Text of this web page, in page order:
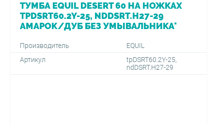
ТУМБА EQUIL DESERT 60 НА НОЖКАХ
TPDSRT60.2Y-25, NDDSRT.H27-29
АМАРОК/ДУБ БЕЗ УМЫВАЛЬНИКА*
Производитель
EQUIL
Артикул
tpDSRT60.2Y-25,
ndDSRT.H27-29